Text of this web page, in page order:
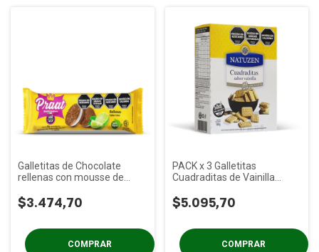
Galletitas de Chocolate
rellenas con mousse de
$3.474,70
PACK x 3 Galletitas
Cuadraditas de Vainilla
$5.095,70